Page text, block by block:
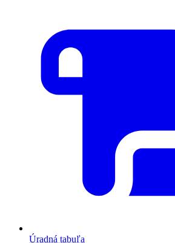
Úradná tabuľa